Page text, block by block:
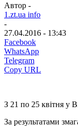
Автор -
1.zt.ua info
-
27.04.2016 - 13:43
Facebook
WhatsApp
Telegram
Copy URL
З 21 по 25 квітня у
За результатами